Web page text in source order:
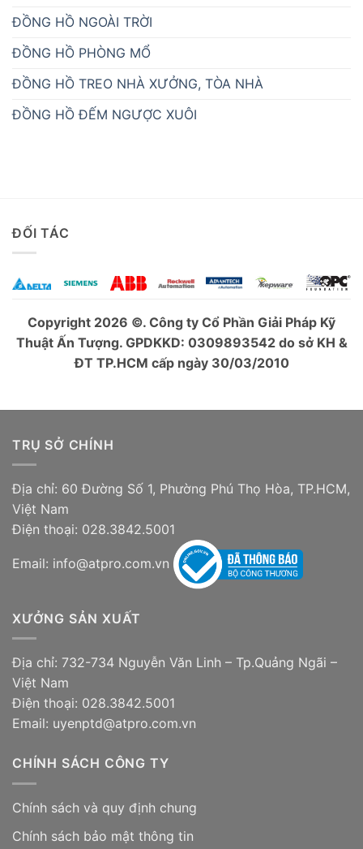
ĐỒNG HỒ NGOÀI TRỜI
ĐỒNG HỒ PHÒNG MỔ
ĐỒNG HỒ TREO NHÀ XƯỞNG, TÒA NHÀ
ĐỒNG HỒ ĐẾM NGƯỢC XUÔI
ĐỐI TÁC
Copyright 2026 ©. Công ty Cổ Phần Giải Pháp Kỹ
Thuật Ấn Tượng. GPDKKD: 0309893542 do sở KH &
ĐT TP.HCM cấp ngày 30/03/2010
TRỤ SỞ CHÍNH
Địa chỉ: 60 Đường Số 1, Phường Phú Thọ Hòa, TP.HCM,
Việt Nam
Điện thoại: 028.3842.5001
Email: info@atpro.com.vn
XƯỞNG SẢN XUẤT
Địa chỉ: 732-734 Nguyễn Văn Linh – Tp.Quảng Ngãi –
Việt Nam
Điện thoại: 028.3842.5001
Email: uyenptd@atpro.com.vn
CHÍNH SÁCH CÔNG TY
Chính sách và quy định chung
Chính sách bảo mật thông tin